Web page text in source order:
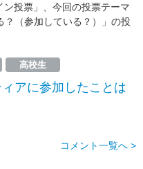
投票」、今回の投票テーマ
？（参加している？）」の投
高校生
アに参加したことは
コメント一覧へ >